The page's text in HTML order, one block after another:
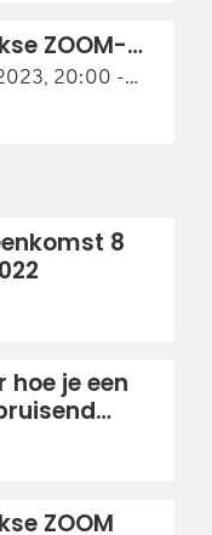
ZOOM-
20:00 -
8
hoe je een
ZOOM